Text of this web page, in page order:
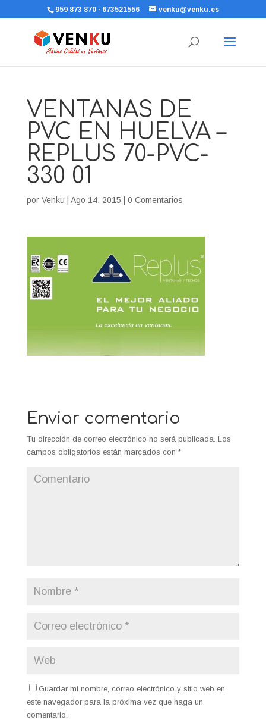
959 873 870 · 673521556 venku@venku.es
VENTANAS DE
PVC EN HUELVA –
REPLUS 70-PVC-
330 01
por Venku Ago 14, 2015 0 Comentarios
Enviar comentario
Tu dirección de correo electrónico no será publicada. Los
campos obligatorios están marcados con *
Guardar mi nombre, correo electrónico y sitio web en
este navegador para la próxima vez que haga un
comentario.